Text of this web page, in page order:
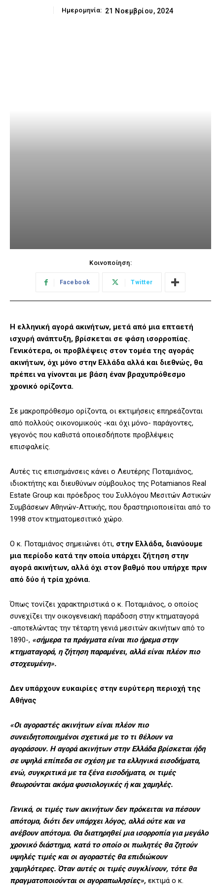
Ημερομηνία: 21 Νοεμβρίου, 2024
Κοινοποίηση:
Facebook Twitter
Η ελληνική αγορά ακινήτων, μετά από μια επταετή
ισχυρή ανάπτυξη, βρίσκεται σε φάση ισορροπίας.
Γενικότερα, οι προβλέψεις στον τομέα της αγοράς
ακινήτων, όχι μόνο στην Ελλάδα αλλά και διεθνώς, θα
πρέπει να γίνονται με βάση έναν βραχυπρόθεσμο
χρονικό ορίζοντα.
Σε μακροπρόθεσμο ορίζοντα, οι εκτιμήσεις επηρεάζονται
από πολλούς οικονομικούς -και όχι μόνο- παράγοντες,
γεγονός που καθιστά οποιεσδήποτε προβλέψεις
επισφαλείς.
Αυτές τις επισημάνσεις κάνει ο Λευτέρης Ποταμιάνος,
ιδιοκτήτης και διευθύνων σύμβουλος της Potamianos Real
Estate Group και πρόεδρος του Συλλόγου Μεσιτών Αστικών
Συμβάσεων Αθηνών-Αττικής, που δραστηριοποιείται από το
1998 στον κτηματομεσιτικό χώρο.
Ο κ. Ποταμιάνος σημειώνει ότι, στην Ελλάδα, διανύουμε
μια περίοδο κατά την οποία υπάρχει ζήτηση στην
αγορά ακινήτων, αλλά όχι στον βαθμό που υπήρχε πριν
από δύο ή τρία χρόνια.
Όπως τονίζει χαρακτηριστικά ο κ. Ποταμιάνος, ο οποίος
συνεχίζει την οικογενειακή παράδοση στην κτηματαγορά
-αποτελώντας την τέταρτη γενιά μεσιτών ακινήτων από το
1890-, «σήμερα τα πράγματα είναι πιο ήρεμα στην
κτηματαγορά, η ζήτηση παραμένει, αλλά είναι πλέον πιο
στοχευμένη».
Δεν υπάρχουν ευκαιρίες στην ευρύτερη περιοχή της
Αθήνας
«Οι αγοραστές ακινήτων είναι πλέον πιο
συνειδητοποιημένοι σχετικά με το τι θέλουν να
αγοράσουν. Η αγορά ακινήτων στην Ελλάδα βρίσκεται ήδη
σε υψηλά επίπεδα σε σχέση με τα ελληνικά εισοδήματα,
ενώ, συγκριτικά με τα ξένα εισοδήματα, οι τιμές
θεωρούνται ακόμα φυσιολογικές ή και χαμηλές.
Γενικά, οι τιμές των ακινήτων δεν πρόκειται να πέσουν
απότομα, διότι δεν υπάρχει λόγος, αλλά ούτε και να
ανέβουν απότομα. Θα διατηρηθεί μια ισορροπία για μεγάλο
χρονικό διάστημα, κατά το οποίο οι πωλητές θα ζητούν
υψηλές τιμές και οι αγοραστές θα επιδιώκουν
χαμηλότερες. Όταν αυτές οι τιμές συγκλίνουν, τότε θα
πραγματοποιούνται οι αγοραπωλησίες», εκτιμά ο κ.